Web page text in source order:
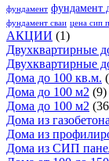
фундамент фундамент
фундамент сваи цена сип
АКЦИИ (1)
Двухквартирные
Двухквартирные
Дома до 100 кв.м.
Дома до 100 м2 (9)
Дома до 100 м2
Дома из газобетона
Дома из
Дома из СИП